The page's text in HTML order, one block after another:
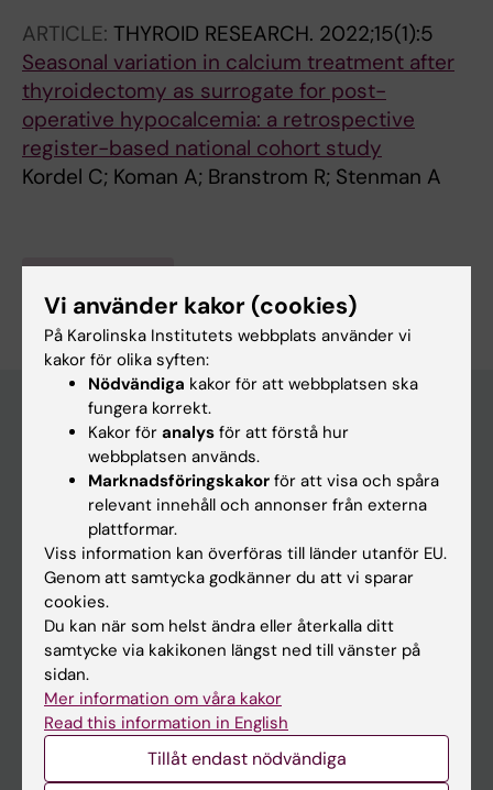
ARTICLE: THYROID RESEARCH. 2022;15(1):5
Seasonal variation in calcium treatment after
thyroidectomy as surrogate for post-
operative hypocalcemia: a retrospective
register-based national cohort study
Kordel C; Koman A; Branstrom R; Stenman A
Redigera din profil
Huvudmeny
Utbildning
Forskarutbildning
Forskning
Om KI
På gång
Nyheter
Kalender
Vi använder kakor (cookies)
På Karolinska Institutets webbplats använder vi
kakor för olika syften:
Nödvändiga kakor för att webbplatsen ska
fungera korrekt.
Kakor för analys för att förstå hur
webbplatsen används.
Marknadsföringskakor för att visa och spåra
relevant innehåll och annonser från externa
plattformar.
Viss information kan överföras till länder utanför EU.
Genom att samtycka godkänner du att vi sparar
cookies.
Du kan när som helst ändra eller återkalla ditt
samtycke via kakikonen längst ned till vänster på
sidan.
Mer information om våra kakor
Read this information in English
Tillåt endast nödvändiga